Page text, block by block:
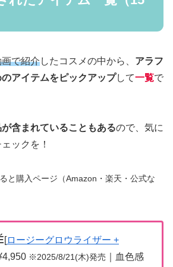
で紹介したコスメの中から、 アラフ
アイテムをピックアップして一覧で
含まれていることもあるので、気に
ックを！
と購入ページ（Amazon・楽天・公式な
[ロージーグロウライザー +
※2025/8/21(木)発売 ｜血色感